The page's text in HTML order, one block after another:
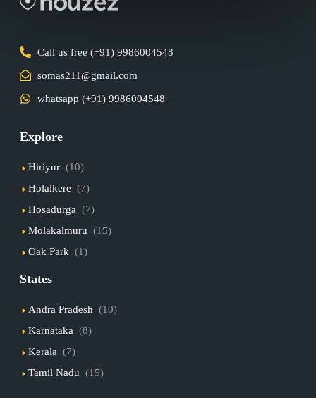
Call us free (+91) 9986004548
somas211@gmail.com
whatsapp (+91) 9986004548
Explore
Hiriyur (10)
Holalkere (7)
Hosadurga (7)
Molakalmuru (15)
Oak Park (1)
States
Andra Pradesh (10)
Karnataka (8)
Kerala (7)
Tamil Nadu (15)